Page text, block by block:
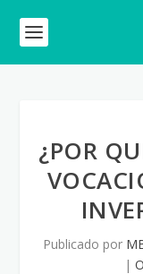
¿POR
Publicado por
|